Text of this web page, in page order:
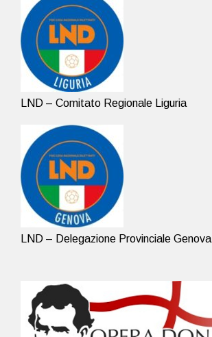
LND – Comitato Regionale Liguria
LND – Delegazione Provinciale Genova